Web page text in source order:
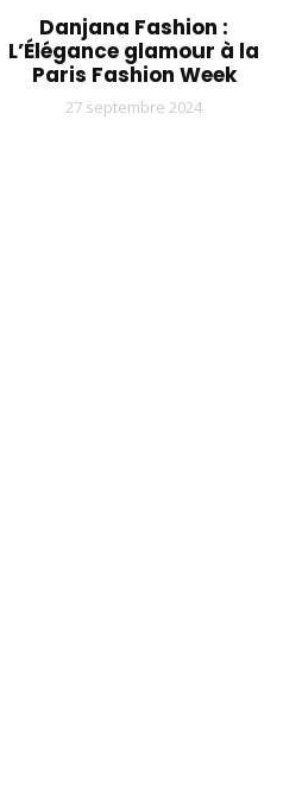
Danjana Fashion :
L’Élégance glamour à la
Paris Fashion Week
27 septembre 2024